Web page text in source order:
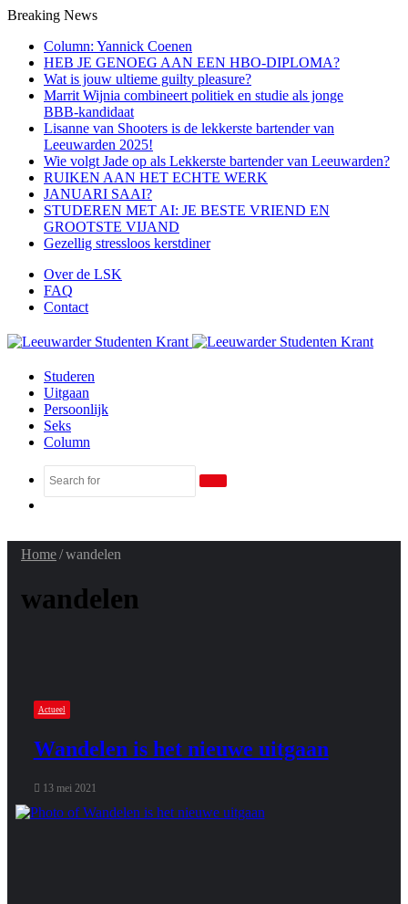
Breaking News
Column: Yannick Coenen
HEB JE GENOEG AAN EEN HBO-DIPLOMA?
Wat is jouw ultieme guilty pleasure?
Marrit Wijnia combineert politiek en studie als jonge
BBB‑kandidaat
Lisanne van Shooters is de lekkerste bartender van
Leeuwarden 2025!
Wie volgt Jade op als Lekkerste bartender van Leeuwarden?
RUIKEN AAN HET ECHTE WERK
JANUARI SAAI?
STUDEREN MET AI: JE BESTE VRIEND EN
GROOTSTE VIJAND
Gezellig stressloos kerstdiner
Over de LSK
FAQ
Contact
Studeren
Uitgaan
Persoonlijk
Seks
Column
Search
Home/wandelen
wandelen
Actueel
Wandelen is het nieuwe uitgaan
13 mei 2021